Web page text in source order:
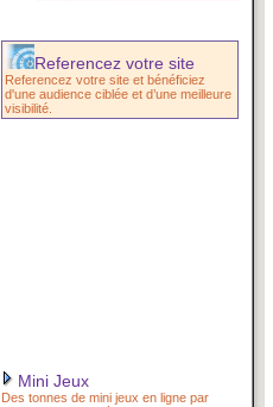
Referencez votre site
Referencez votre site et bénéficiez
d'une audience ciblée et d’une meilleure
visibilité.
Mini Jeux
Des tonnes de mini jeux en ligne par